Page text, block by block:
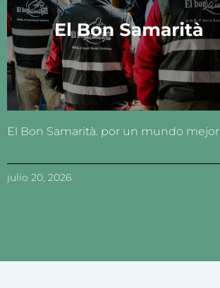
El Bon Samarità. por un mundo mejor
julio 20, 2026